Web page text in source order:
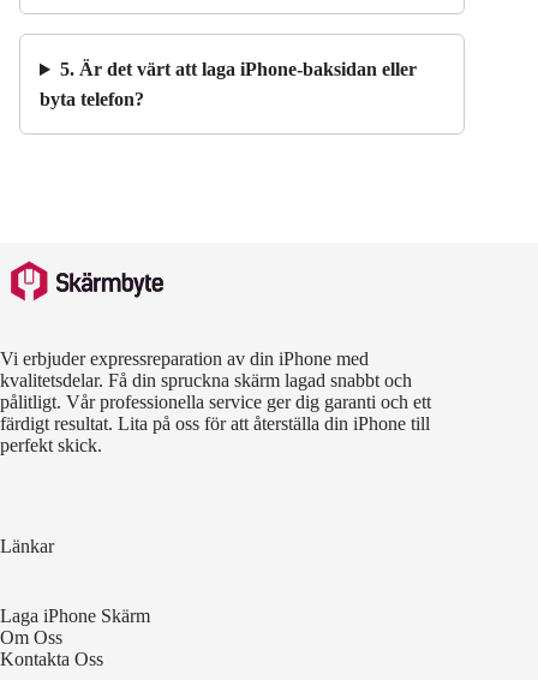
5. Är det värt att laga iPhone-baksidan eller
byta telefon?
Vi erbjuder expressreparation av din iPhone med
kvalitetsdelar. Få din spruckna skärm lagad snabbt och
pålitligt. Vår professionella service ger dig garanti och ett
färdigt resultat. Lita på oss för att återställa din iPhone till
perfekt skick.
Länkar
Laga iPhone Skärm
Om Oss
Kontakta Oss